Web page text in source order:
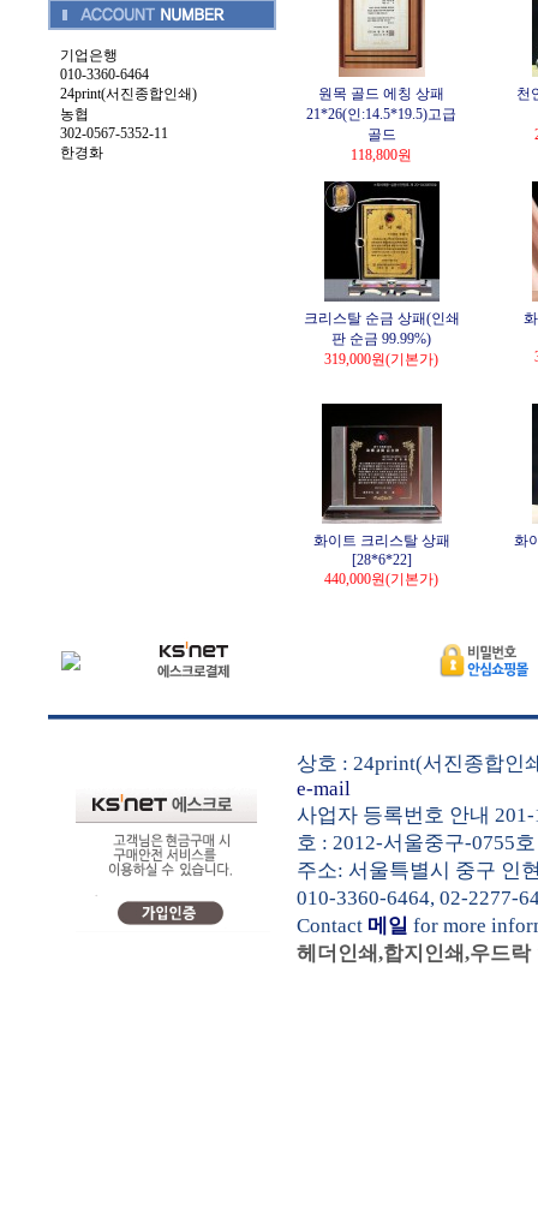
기업은행
010-3360-6464
24print(서진종합인쇄)
농협
302-0567-5352-11
한경화
원목 골드 에칭 상패
21*26(인:14.5*19.5)고급
골드
118,800원
천
크리스탈 순금 상패(인쇄
판 순금 99.99%)
319,000원(기본가)
화이트 크리스탈 상패
[28*6*22]
440,000원(기본가)
화
상호 : 24print(서진종합인
e-mail
사업자 등록번호 안내
호 : 2012-서울중구-0755호
주소: 서울특별시 중구 인
010-3360-6464, 02-2277-
Contact 메일 for more
헤더인쇄,합지인쇄,우드락